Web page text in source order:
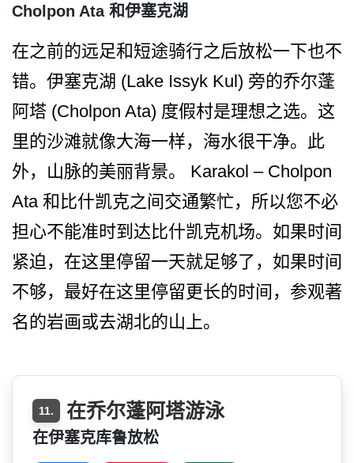
Cholpon Ata 和伊塞克湖
在之前的远足和短途骑行之后­放松一下也不
错。伊塞克湖 (Lake Issyk Kul) 旁的乔尔蓬
阿塔 (Cholpon Ata) 度假村是理想之选。这
里的沙­滩就像大海一样，海水很干净。此
外，山脉的美丽背景。 Karakol – Cholpon
Ata 和比什凯克之间交通繁忙，所­以您不必
担心不能准时到达比什凯克机场。如果时间
紧­迫，在这里停留一天就足够了，如果时间
不够，最好在­这里停留更长的时间，参观著
名的岩画或去湖北的山上。
11. 在乔尔蓬阿塔游泳
在伊塞克库鲁放松